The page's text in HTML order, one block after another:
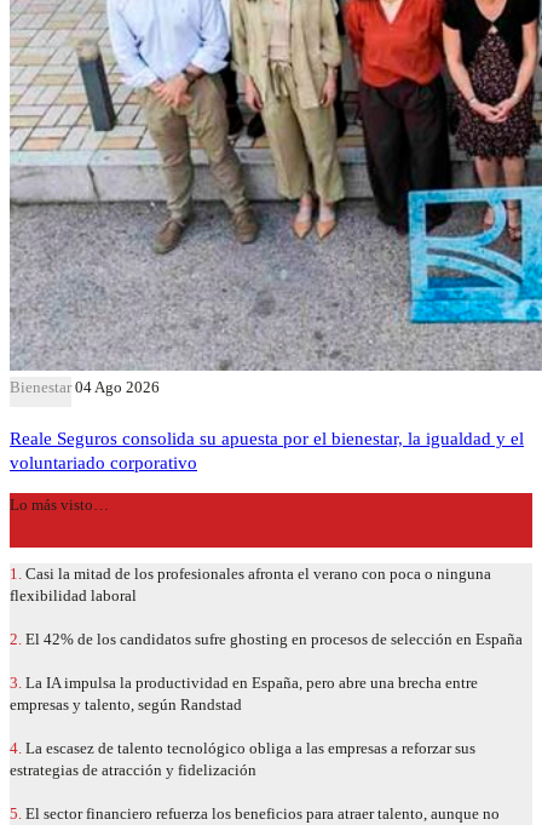
Bienestar 04 Ago 2026
Reale Seguros consolida su apuesta por el bienestar, la igualdad y el
voluntariado corporativo
Lo más visto…
1. Casi la mitad de los profesionales afronta el verano con poca o ninguna
flexibilidad laboral
2. El 42% de los candidatos sufre ghosting en procesos de selección en España
3. La IA impulsa la productividad en España, pero abre una brecha entre
empresas y talento, según Randstad
4. La escasez de talento tecnológico obliga a las empresas a reforzar sus
estrategias de atracción y fidelización
5. El sector financiero refuerza los beneficios para atraer talento, aunque no